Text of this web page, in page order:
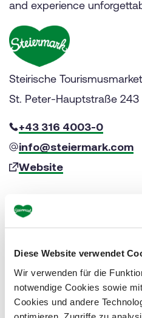
Diese Website verwendet
Wir verwenden für die
notwendige Cookies sowie
Cookies und andere
and experience
Steirische
St. Peter-Hauptstraße 243
+43 316 4003-0
info@steiermark.com
Website
from € 345,-
Valid from:
Price per person:
1 night € 345.00 per